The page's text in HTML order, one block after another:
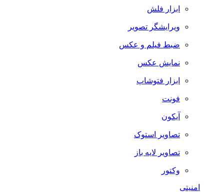
ابزار فلش
ویرایشگر تصویر
ضبط فيلم و عكس
نمایش عکس
ابزار فتوشاپ
فونت
آیکون
تصاویر استوک
تصاویر لایه باز
وکتور
امنیتی